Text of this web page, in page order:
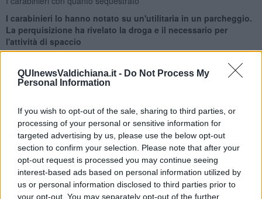
QUInewsValdichiana.it - Do Not Process My
Personal Information
If you wish to opt-out of the sale, sharing to third parties, or
processing of your personal or sensitive information for
targeted advertising by us, please use the below opt-out
section to confirm your selection. Please note that after your
opt-out request is processed you may continue seeing
interest-based ads based on personal information utilized by
us or personal information disclosed to third parties prior to
your opt-out. You may separately opt-out of the further
I carabinieri lo hanno notato su un'utilitaria in un parcheggio.
La perquisizione ha rivelato la droga e il necessario per
l'attività di spaccio
CIVITELLA IN VAL DI CHIANA —Un ragazzo di appena 18 di
origini albanesi è stato arrestato dai carabinieri del reparto
operativo di Arezzo per detenzione ai fini di spaccio di sostanze
stupefacenti.
E' iniziato tutto durante un servizio di controllo in un parcheggio
pubblico di Civitella in Val di Chiana. I militari hanno notato
un'utilitaria con alla guida il ragazzo visibilmente innervosito dalle